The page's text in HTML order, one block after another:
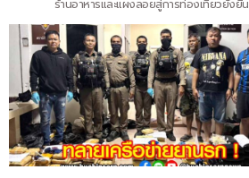
ร้านอาหารและแผงลอยสู่การท่องเที่ยวยั่งยืน